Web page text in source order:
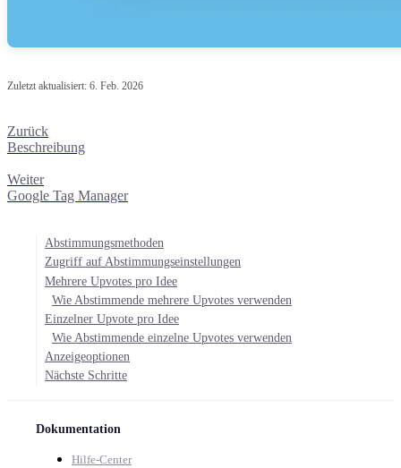
Zuletzt aktualisiert: 6. Feb. 2026
Zurück
Beschreibung
Weiter
Google Tag Manager
Abstimmungsmethoden
Zugriff auf Abstimmungseinstellungen
Mehrere Upvotes pro Idee
Wie Abstimmende mehrere Upvotes verwenden
Einzelner Upvote pro Idee
Wie Abstimmende einzelne Upvotes verwenden
Anzeigeoptionen
Nächste Schritte
Dokumentation
Hilfe-Center